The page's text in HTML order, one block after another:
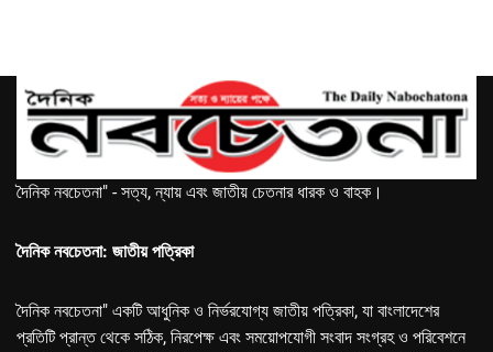
দৈনিক নবচেতনা" - সত্য, ন্যায় এবং জাতীয় চেতনার ধারক ও বাহক।
দৈনিক নবচেতনা: জাতীয় পত্রিকা
দৈনিক নবচেতনা" একটি আধুনিক ও নির্ভরযোগ্য জাতীয় পত্রিকা, যা বাংলাদেশের
প্রতিটি প্রান্ত থেকে সঠিক, নিরপেক্ষ এবং সময়োপযোগী সংবাদ সংগ্রহ ও পরিবেশনে